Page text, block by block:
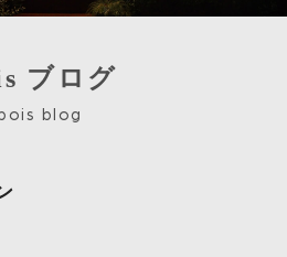
ブログ
bois blog